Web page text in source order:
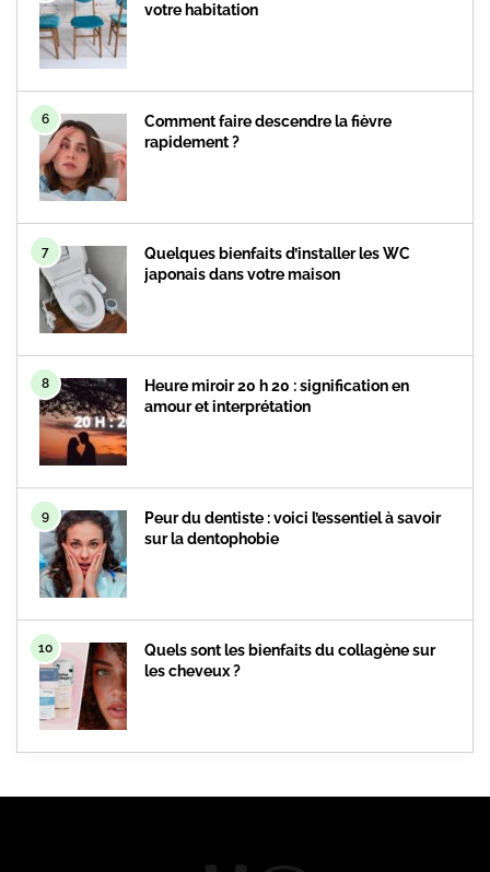
votre habitation
6
Comment faire descendre la fièvre
rapidement ?
7
Quelques bienfaits d’installer les WC
japonais dans votre maison
8
Heure miroir 20 h 20 : signification en
amour et interprétation
9
Peur du dentiste : voici l’essentiel à savoir
sur la dentophobie
10
Quels sont les bienfaits du collagène sur
les cheveux ?